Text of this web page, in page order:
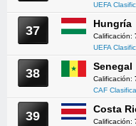
UEFA
37 Hungría
Calificación:
UEFA
38 Senegal
Calificación:
CAF
39 Costa
Calificación: